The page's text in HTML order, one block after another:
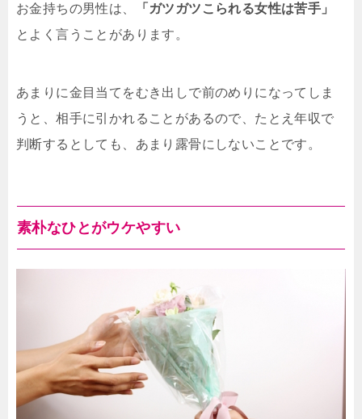
お金持ちの男性は、
「ガツガツこられる女性は苦手」
とよく言うことがあります。
あまりに金目当てをむき出しで前のめりになってしま
うと、相手に引かれることがあるので、たとえ年収で
判断するとしても、あまり露骨にしないことです。
素朴なひとがウケやすい